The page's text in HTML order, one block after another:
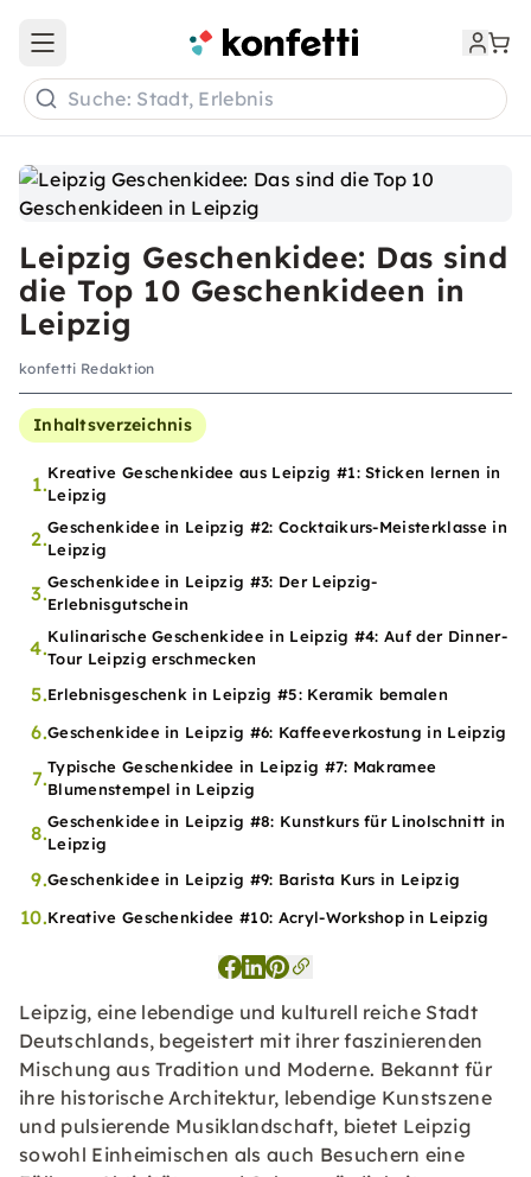
Leipzig Geschenkidee: Das sind
die Top 10 Geschenkideen in
Leipzig
konfetti Redaktion
Inhaltsverzeichnis
1.Kreative Geschenkidee aus Leipzig #1: Sticken lernen in
Leipzig
2.Geschenkidee in Leipzig #2: Cocktaikurs-Meisterklasse in
Leipzig
3.Geschenkidee in Leipzig #3: Der Leipzig-
Erlebnisgutschein
4.Kulinarische Geschenkidee in Leipzig #4: Auf der Dinner-
Tour Leipzig erschmecken
5.Erlebnisgeschenk in Leipzig #5: Keramik bemalen
6.Geschenkidee in Leipzig #6: Kaffeeverkostung in Leipzig
7.Typische Geschenkidee in Leipzig #7: Makramee
Blumenstempel in Leipzig
8.Geschenkidee in Leipzig #8: Kunstkurs für Linolschnitt in
Leipzig
9.Geschenkidee in Leipzig #9: Barista Kurs in Leipzig
10.Kreative Geschenkidee #10: Acryl-Workshop in Leipzig
Leipzig, eine lebendige und kulturell reiche Stadt
Deutschlands, begeistert mit ihrer faszinierenden
Mischung aus Tradition und Moderne. Bekannt für
ihre historische Architektur, lebendige Kunstszene
und pulsierende Musiklandschaft, bietet Leipzig
sowohl Einheimischen als auch Besuchern eine
Open main menu
Suche: Stadt, Erlebnis